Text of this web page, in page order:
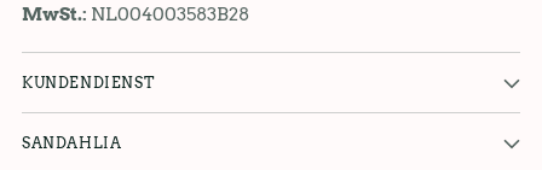
MwSt.: NL004003583B28
KUNDENDIENST
SANDAHLIA